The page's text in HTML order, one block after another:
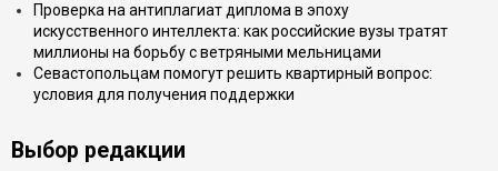
Проверка на антиплагиат диплома в эпоху
искусственного интеллекта: как российские вузы тратят
миллионы на борьбу с ветряными мельницами
Севастопольцам помогут решить квартирный вопрос:
условия для получения поддержки
Выбор редакции